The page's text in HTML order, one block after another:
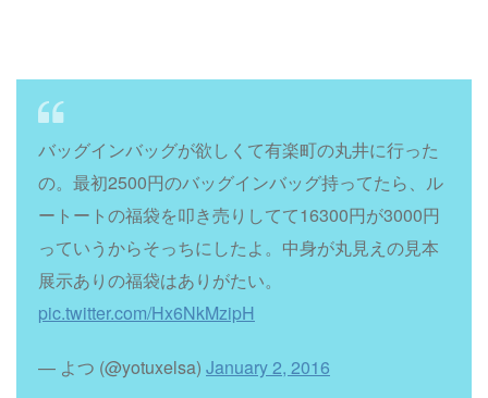
バッグインバッグが欲しくて有楽町の丸井に行った
の。最初2500円のバッグインバッグ持ってたら、ル
ートートの福袋を叩き売りしてて16300円が3000円
っていうからそっちにしたよ。中身が丸見えの見本
展示ありの福袋はありがたい。
pic.twitter.com/Hx6NkMzipH
— よつ (@yotuxelsa) January 2, 2016